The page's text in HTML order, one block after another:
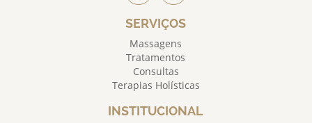
SERVIÇOS
Massagens
Tratamentos
Consultas
Terapias Holísticas
INSTITUCIONAL